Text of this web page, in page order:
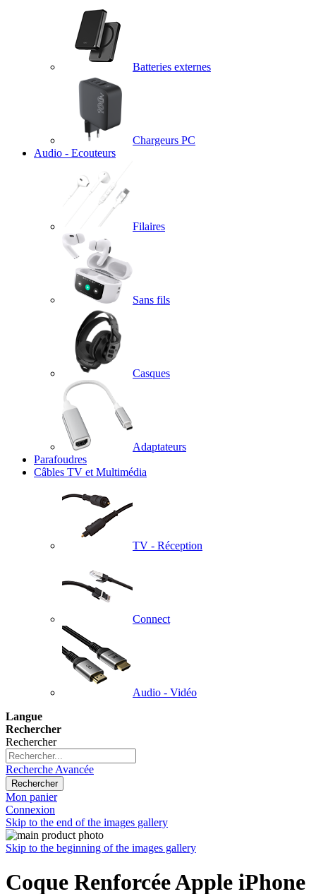
Batteries externes
Chargeurs PC
Audio - Ecouteurs
Filaires
Sans fils
Casques
Adaptateurs
Parafoudres
Câbles TV et Multimédia
TV - Réception
Connect
Audio - Vidéo
Langue
Rechercher
Rechercher
Recherche Avancée
Rechercher
Mon panier
Connexion
Skip to the end of the images gallery
Skip to the beginning of the images gallery
Coque Renforcée Apple iPhone